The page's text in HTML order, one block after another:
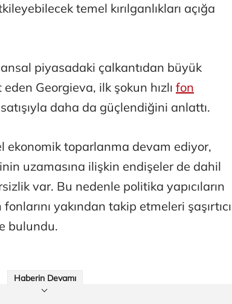
temel kırılganlıkları açığa
piyasadaki çalkantıdan büyük
Georgieva, ilk şokun hızlı fon
satışıyla daha da güçlendiğini anlattı.
ekonomik toparlanma devam ediyor,
uzamasına ilişkin endişeler de dahil
var. Bu nedenle politika yapıcıların
yakından takip etmeleri şaşırtıcı
bulundu.
Haberin Devamı